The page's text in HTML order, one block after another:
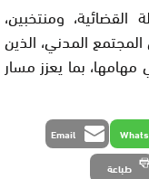
ومنتخبين،
المدني، الذين
بما يعزز مسار
Email
طباعة